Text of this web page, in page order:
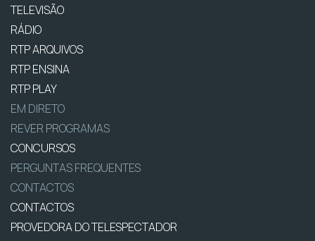
TELEVISÃO
RÁDIO
RTP ARQUIVOS
RTP ENSINA
RTP PLAY
EM DIRETO
REVER PROGRAMAS
CONCURSOS
PERGUNTAS FREQUENTES
CONTACTOS
CONTACTOS
PROVEDORA DO TELESPECTADOR